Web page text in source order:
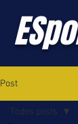
Post
Todos posts